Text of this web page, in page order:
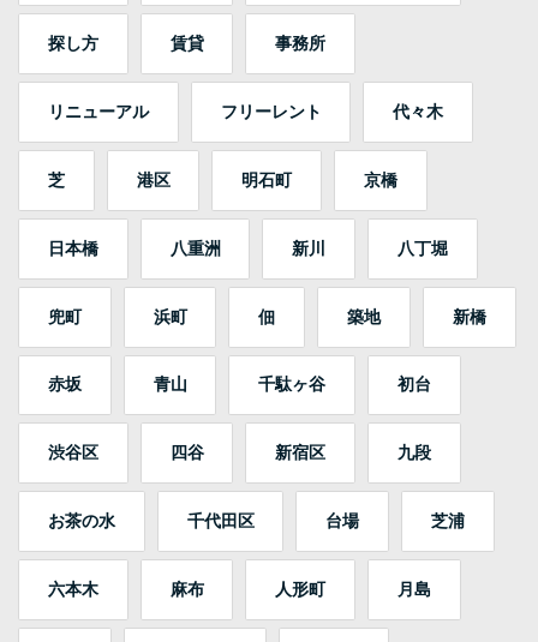
探し方 賃貸 事務所
リニューアル フリーレント 代々木
芝 港区 明石町 京橋
日本橋 八重洲 新川 八丁堀
兜町 浜町 佃 築地 新橋
赤坂 青山 千駄ヶ谷 初台
渋谷区 四谷 新宿区 九段
お茶の水 千代田区 台場 芝浦
六本木 麻布 人形町 月島